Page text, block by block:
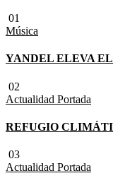
01
Música
YANDEL ELEVA
02
Actualidad Portada
REFUGIO
03
Actualidad Portada